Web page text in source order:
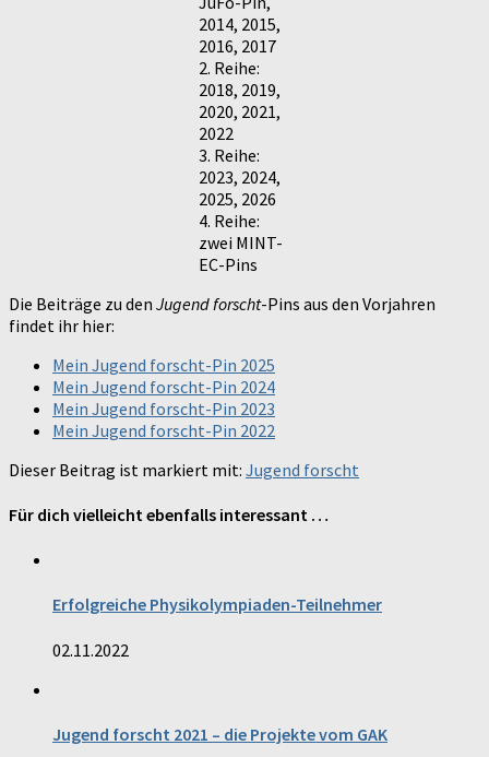
2014, 2015,
2016, 2017
2. Reihe:
2018, 2019,
2020, 2021,
2022
3. Reihe:
2023, 2024,
2025, 2026
4. Reihe:
zwei MINT-
EC-Pins
Die Beiträge zu den Jugend forscht-Pins aus den Vorjahren
findet ihr hier:
Mein Jugend forscht-Pin 2025
Mein Jugend forscht-Pin 2024
Mein Jugend forscht-Pin 2023
Mein Jugend forscht-Pin 2022
Dieser Beitrag ist markiert mit: Jugend forscht
Für dich vielleicht ebenfalls interessant …
Erfolgreiche Physikolympiaden-Teilnehmer
02.11.2022
Jugend forscht 2021 – die Projekte vom GAK